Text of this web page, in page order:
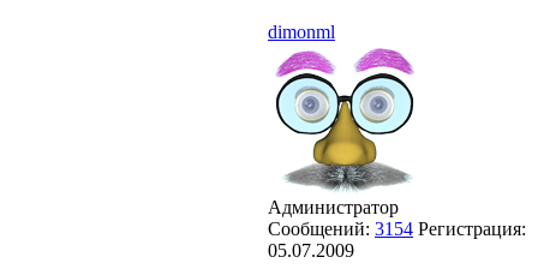
dimonml
Администратор
Сообщений: 3154 Регистрация:
05.07.2009